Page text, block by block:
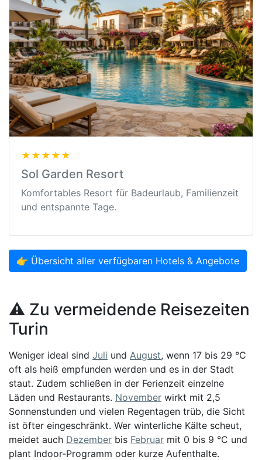
★★★★★
Sol Garden Resort
Komfortables Resort für Badeurlaub, Familienzeit
und entspannte Tage.
👉 Übersicht aller verfügbaren Hotels & Angebote
⚠️ Zu vermeidende Reisezeiten
Turin
Weniger ideal sind Juli und August, wenn 17 bis 29 °C
oft als heiß empfunden werden und es in der Stadt
staut. Zudem schließen in der Ferienzeit einzelne
Läden und Restaurants. November wirkt mit 2,5
Sonnenstunden und vielen Regentagen trüb, die Sicht
ist öfter eingeschränkt. Wer winterliche Kälte scheut,
meidet auch Dezember bis Februar mit 0 bis 9 °C und
plant Indoor-Programm oder kurze Aufenthalte.